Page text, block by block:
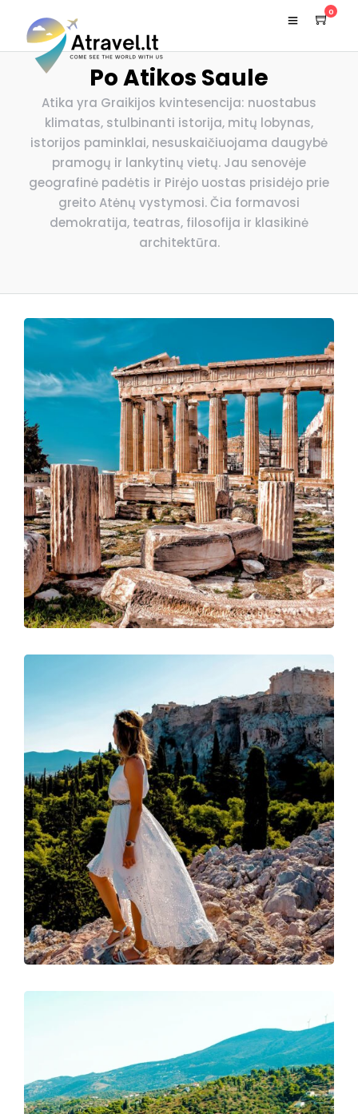
0
Po Atikos Saule
Atika yra Graikijos kvintesencija: nuostabus
klimatas, stulbinanti istorija, mitų lobynas,
istorijos paminklai, nesuskaičiuojama daugybė
pramogų ir lankytinų vietų. Jau senovėje
geografinė padėtis ir Pirėjo uostas prisidėjo prie
greito Atėnų vystymosi. Čia formavosi
demokratija, teatras, filosofija ir klasikinė
architektūra.